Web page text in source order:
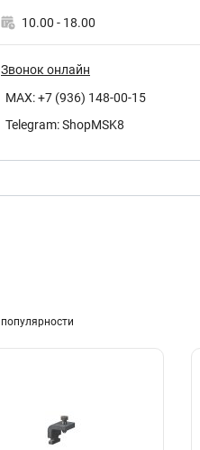
10.00 - 18.00
Звонок онлайн
MAX: +7 (936) 148-00-15
Telegram: ShopMSK8
популярности